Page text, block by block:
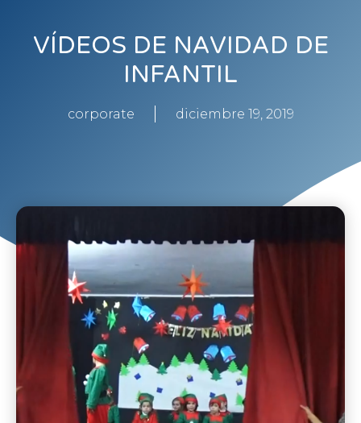
VÍDEOS DE NAVIDAD DE
INFANTIL
corporate diciembre 19, 2019